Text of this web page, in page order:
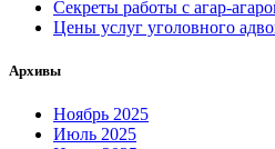
Секреты работы с агар-
Цены услуг уголовного
Архивы
Ноябрь 2025
Июль 2025